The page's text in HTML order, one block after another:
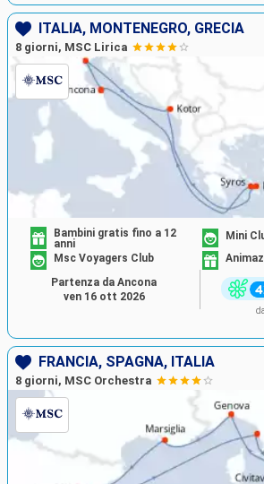
ITALIA, MONTENEGRO, GRECIA
8 giorni, MSC Lirica
Bambini gratis fino a 12
anni
Mini
Msc Voyagers Club
da
Partenza da Ancona
ven 16 ott 2026
FRANCIA, SPAGNA, ITALIA
8 giorni, MSC Orchestra